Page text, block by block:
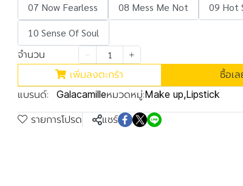
07 Now Fearless
08 Mess Me Not
09 Hot
10 Sense Of Soul
จำนวน
เพิ่มลงตะกร้า
ซื้อเ
แบรนด์:
Galacamilleหมวดหมู่:Make up,Lipstick
รายการโปรด แชร์